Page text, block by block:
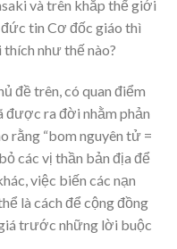
và trên khắp thế giới
tin Cơ đốc giáo thì
như thế nào?
đề trên, có quan điểm
được ra đời nhằm phản
rằng “bom nguyên tử =
các vị thần bản địa để
việc biến các nạn
là cách để cộng đồng
trước những lời buộc